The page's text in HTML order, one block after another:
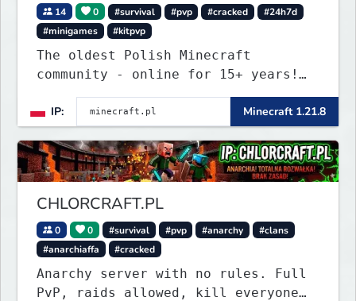
14 0 #survival #pvp #cracked
#24h7d
#minigames
#kitpvp
The oldest Polish Minecraft
community - online for 15+ years!
still the only one standing strong.
Join Minecraft.pl and become part
of history.
IP: Minecraft 1.21.8
CHLORCRAFT.PL
0 0 #survival #pvp #anarchy
#clans
#anarchiaffa
#cracked
Anarchy server with no rules. Full
PvP, raids allowed, kill everyone